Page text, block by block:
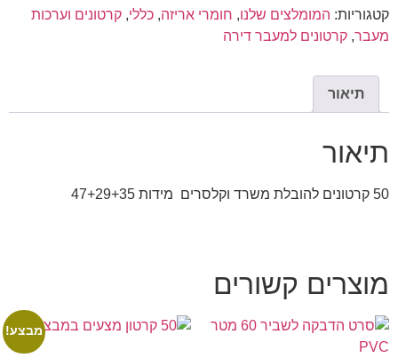
קטגוריות: המומלצים שלנו, חומרי אריזה, כללי, קרטונים וערכות
מעבר, קרטונים למעבר דירה
תיאור
תיאור
50 קרטונים להובלת משרד וקלסרים מידות 47+29+35
מוצרים קשורים
מבצע!